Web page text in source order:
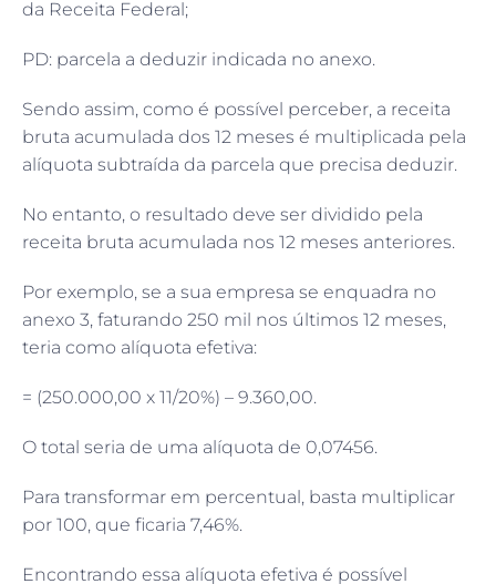
da Receita Federal;
PD: parcela a deduzir indicada no anexo.
Sendo assim, como é possível perceber, a receita
bruta acumulada dos 12 meses é multiplicada pela
alíquota subtraída da parcela que precisa deduzir.
No entanto, o resultado deve ser dividido pela
receita bruta acumulada nos 12 meses anteriores.
Por exemplo, se a sua empresa se enquadra no
anexo 3, faturando 250 mil nos últimos 12 meses,
teria como alíquota efetiva:
= (250.000,00 x 11/20%) – 9.360,00.
O total seria de uma alíquota de 0,07456.
Para transformar em percentual, basta multiplicar
por 100, que ficaria 7,46%.
Encontrando essa alíquota efetiva é possível